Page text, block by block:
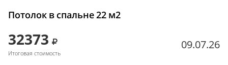
Потолок в спальне 22 м2
32373
Итоговая стоимость
09.07.26